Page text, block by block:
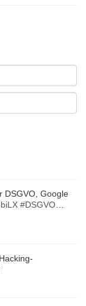
DSGVO, Google
#DSGVO